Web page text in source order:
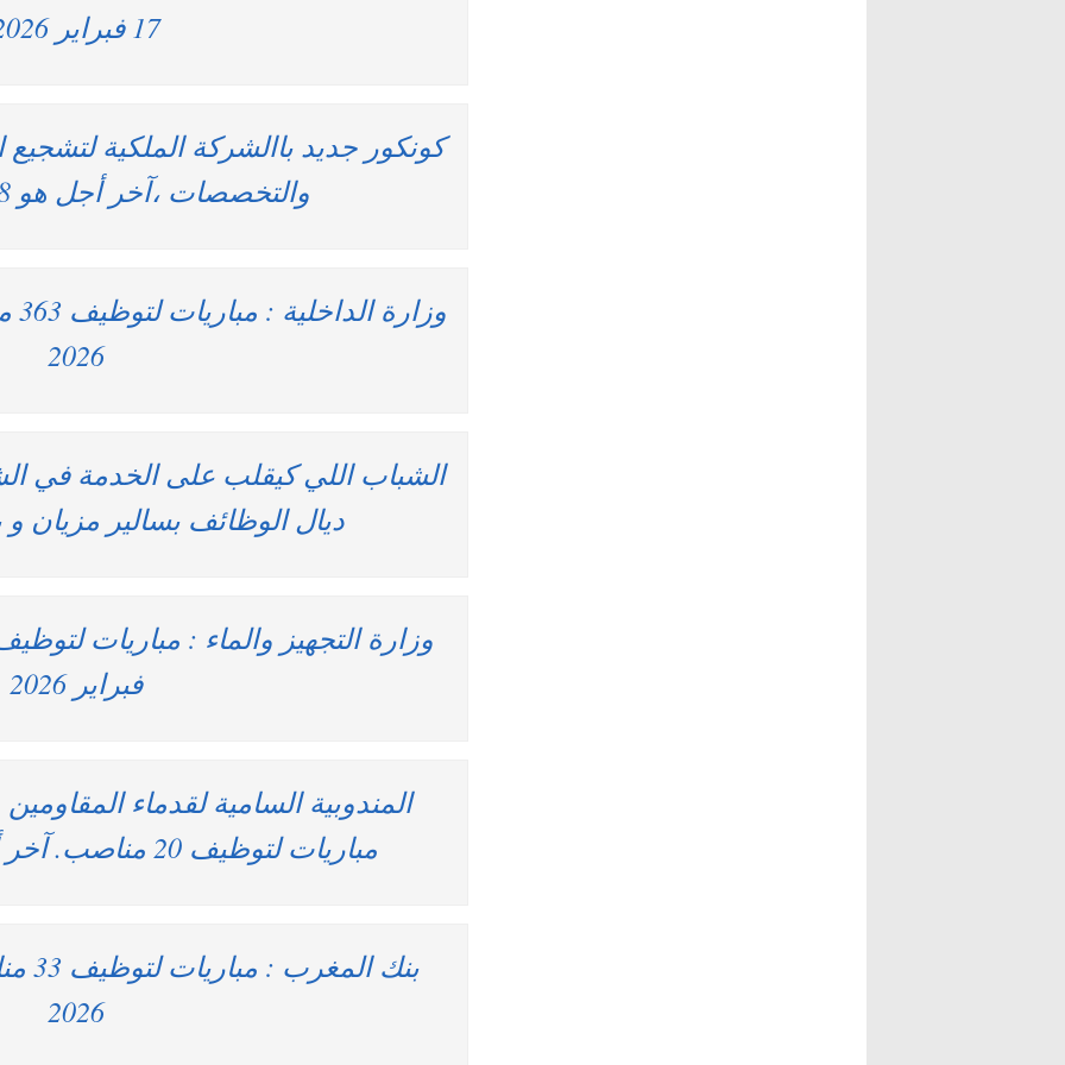
17 فبراير 2026
كونكور جديد باالشركة الملكية
والتخصصات ،آخر أجل هو 18 فبراير 2026
2026
الشباب اللي كيقلب على الخدمة في
ديال الوظائف بسالير مزيان
فبراير 2026
المندوبية السامية لقدماء
مباريات لتوظيف 20 مناصب. آخر أجل 13 فبراير 2026
2026